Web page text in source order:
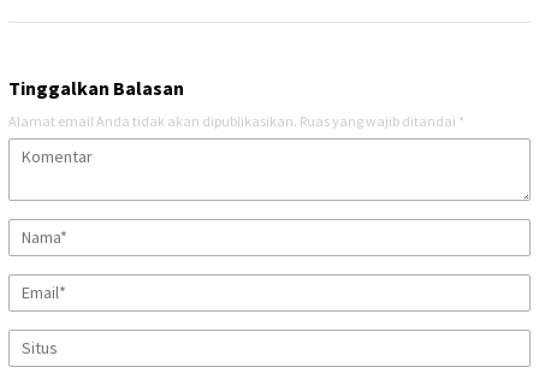
Tinggalkan Balasan
Alamat email Anda tidak akan dipublikasikan. Ruas yang wajib ditandai *